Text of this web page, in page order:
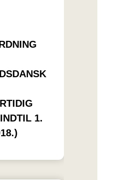
1.